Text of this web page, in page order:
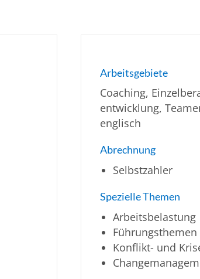
Arbeitsgebiete
Coaching,
entwicklung,
englisch
Abrechnung
Selbstzahler
Spezielle Themen
Arbeitsbelastung
Führungsthemen
Konflikt- und